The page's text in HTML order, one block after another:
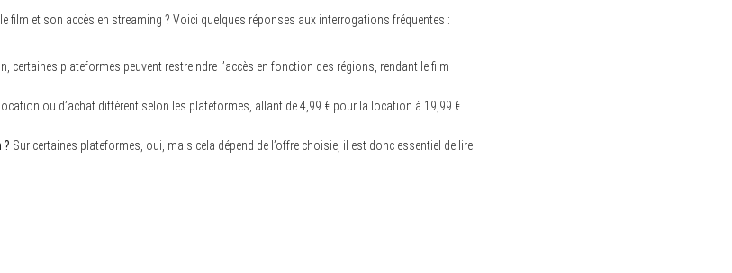
film et son accès en streaming ? Voici quelques réponses aux interrogations fréquentes :
certaines plateformes peuvent restreindre l’accès en fonction des régions, rendant le film
ou d’achat diffèrent selon les plateformes, allant de 4,99 € pour la location à 19,99 €
? Sur certaines plateformes, oui, mais cela dépend de l’offre choisie, il est donc essentiel de lire